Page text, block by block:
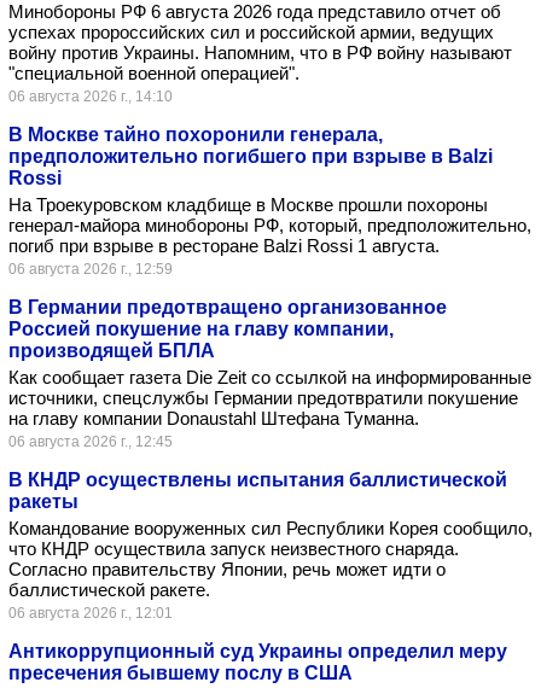
Минобороны РФ 6 августа 2026 года представило отчет об
успехах пророссийских сил и российской армии, ведущих
войну против Украины. Напомним, что в РФ войну называют
"специальной военной операцией".
06 августа 2026 г., 14:10
В Москве тайно похоронили генерала,
предположительно погибшего при взрыве в Balzi
Rossi
На Троекуровском кладбище в Москве прошли похороны
генерал-майора минобороны РФ, который, предположительно,
погиб при взрыве в ресторане Balzi Rossi 1 августа.
06 августа 2026 г., 12:59
В Германии предотвращено организованное
Россией покушение на главу компании,
производящей БПЛА
Как сообщает газета Die Zeit со ссылкой на информированные
источники, спецслужбы Германии предотвратили покушение
на главу компании Donaustahl Штефана Туманна.
06 августа 2026 г., 12:45
В КНДР осуществлены испытания баллистической
ракеты
Командование вооруженных сил Республики Корея сообщило,
что КНДР осуществила запуск неизвестного снаряда.
Согласно правительству Японии, речь может идти о
баллистической ракете.
06 августа 2026 г., 12:01
Антикоррупционный суд Украины определил меру
пресечения бывшему послу в США